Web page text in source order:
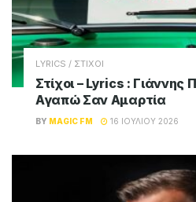
LYRICS / ΣΤΙΧΟΙ
Στίχοι – Lyrics : Γιάννης
Αγαπώ Σαν Αμαρτία
BY MAGIC FM 16 ΙΟΥΛΊΟΥ 2026